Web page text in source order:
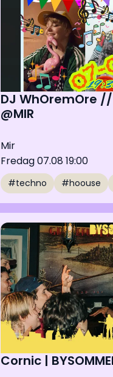
DJ WhOremOre
@MIR
Mir
Fredag 07.08 19:00
#techno #hoouse
Cornic |